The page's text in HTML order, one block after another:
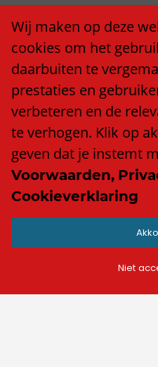
Wij zijn Trend
Ons team
Klacht of compliment?
Algemene
Privacy policy
Cookieverklaring
Anti
Contact
Instagram
Wij maken op deze
cookies om het
daarbuiten te
prestaties en
verbeteren en de
te verhogen. Klik op
geven dat je instemt
Voorwaarden,
Cookieverklaring
Niet